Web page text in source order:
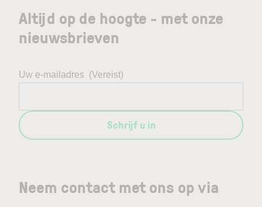
Neem contact met ons op via
Altijd op de hoogte - met onze
nieuwsbrieven
Uw e-mailadres (Vereist)
Schrijf u in